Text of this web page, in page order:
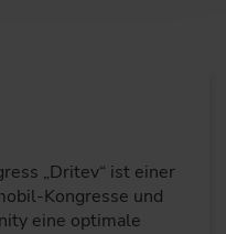
„Dritev“ ist einer
Kongresse und
eine optimale